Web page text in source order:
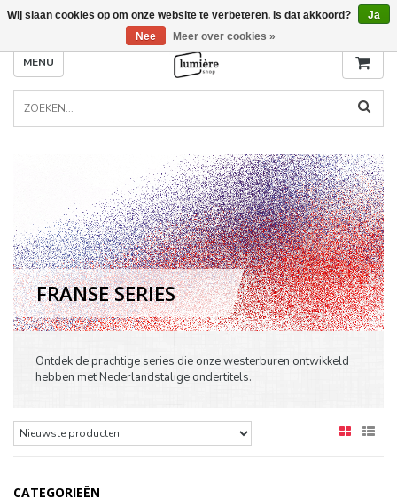
MENU
FRANSE SERIES
Ontdek de prachtige series die onze westerburen ontwikkeld
hebben met Nederlandstalige ondertitels.
CATEGORIEËN
Wij slaan cookies op om onze website te verbeteren. Is dat akkoord?
Ja
Nee
Meer over cookies »